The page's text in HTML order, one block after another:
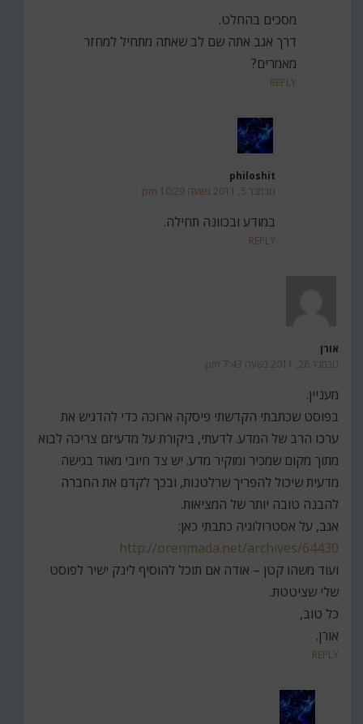
מסכים בהחלט.
דרך אגב אתה שם לב שאתה מתחיל למחזר
מאמרים?
REPLY
philoshit
נובמבר 5, 2011 בשעה 10:29 pm
במודע ובכוונה תחילה.
REPLY
אורן
נובמבר 26, 2011 בשעה 7:43 pm
מעניין.
בפוסט שכתבתי הקדשתי פיסקה ארוכה כדי להדגיש את
ערכו הרב של המדע. לדעתי, ביקורת על מדעיזם צריכה לבוא
מתוך מקום שמכיר ומוקיר מדע. יש צד חיובי מאוד בגישה
מדעית שיכול להפריך שרלטנות, ובכך לקדם את החברה
להבנה טובה יותר של המציאות.
אגב, על אסטרולוגיה כתבתי כאן:
http://orenmada.net/archives/64430
ועוד משהו קטן – אודה אם תוכל להוסיף לינק ישיר לפוסט
שלי שציטטת.
כל טוב,
אורן.
REPLY